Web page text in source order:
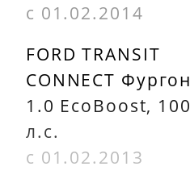
с 01.02.2014
FORD TRANSIT
CONNECT Фургон
1.0 EcoBoost, 100
л.с.
с 01.02.2013